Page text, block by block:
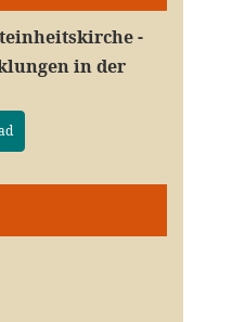
-
in der